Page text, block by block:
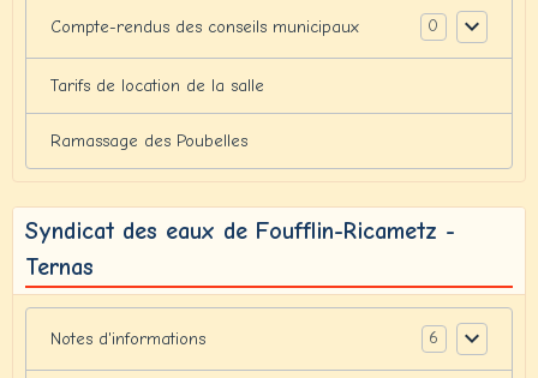
Compte-rendus des conseils municipaux 0
Tarifs de location de la salle
Ramassage des Poubelles
Syndicat des eaux de Foufflin-Ricametz -
Ternas
Notes d'informations 6